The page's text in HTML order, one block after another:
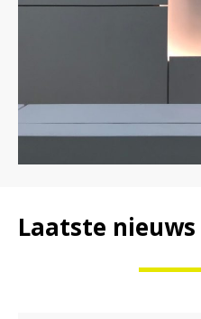
Laatste nieuws